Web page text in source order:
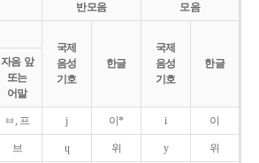
반모음 모음
국제
음성
기호
한글
국제
음성
기호
한글
자음 앞
또는
어말
ㅂ, 프 j 이* i 이
브 ɥ 위 y 위